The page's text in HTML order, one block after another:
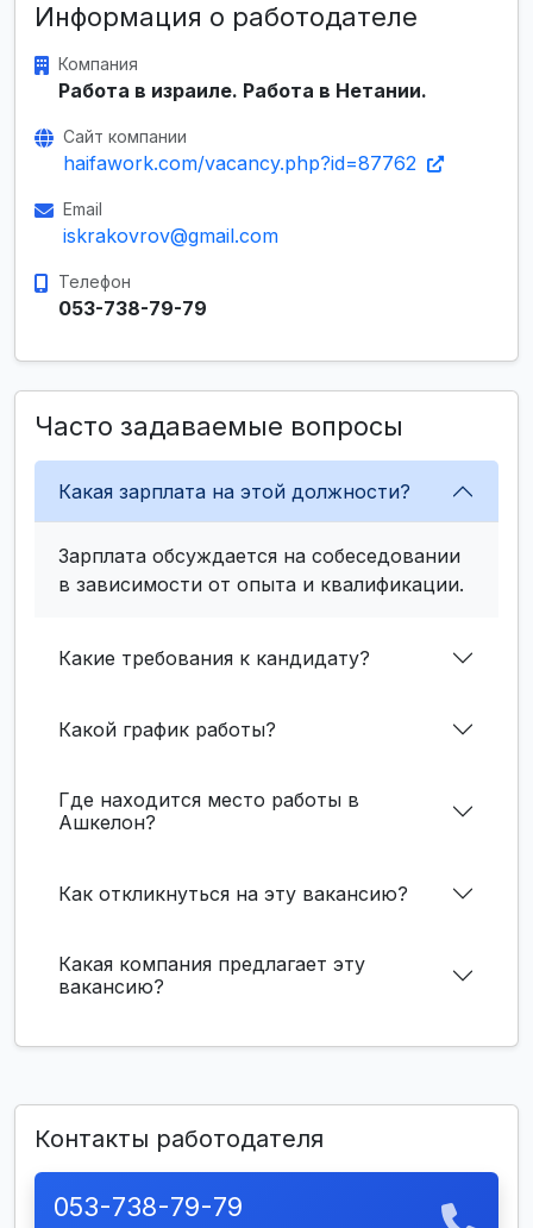
Информация о работодателе
Компания
Работа в израиле. Работа в Нетании.
Сайт компании
haifawork.com/vacancy.php?id=87762
Email
iskrakovrov@gmail.com
Телефон
053-738-79-79
Часто задаваемые вопросы
Какая зарплата на этой должности?
Зарплата обсуждается на собеседовании
в зависимости от опыта и квалификации.
Какие требования к кандидату?
Какой график работы?
Где находится место работы в
Ашкелон?
Как откликнуться на эту вакансию?
Какая компания предлагает эту
вакансию?
Контакты работодателя
053-738-79-79